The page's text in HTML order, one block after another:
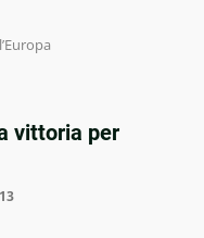
vittoria per